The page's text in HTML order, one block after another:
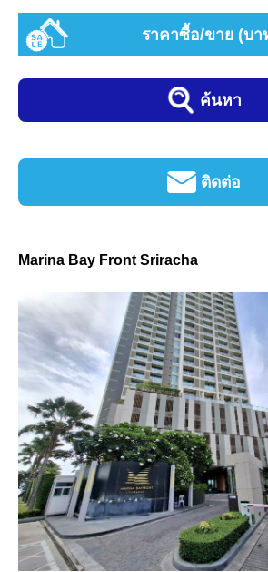
ราคาซื้อ/ขาย (บา
ค้นหา
ติดต่อ
Marina Bay Front Sriracha